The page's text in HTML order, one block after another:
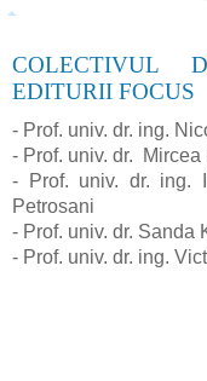
COLECTIVUL
EDITURII FOCUS
- Prof. univ. dr. ing.
- Prof. univ. dr.
- Prof. univ. dr. ing.
Petrosani
- Prof. univ. dr. Sanda
- Prof. univ. dr. ing.